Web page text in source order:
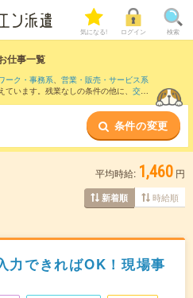
気になる! ログイン 検索
仕事一覧
ーク・事務系、 営業・販売・サービス系
います。残業なしの条件の他に、 交通
条件の変更
平均時給: 1,460 円
新着順 時給順
力できればOK！現場事